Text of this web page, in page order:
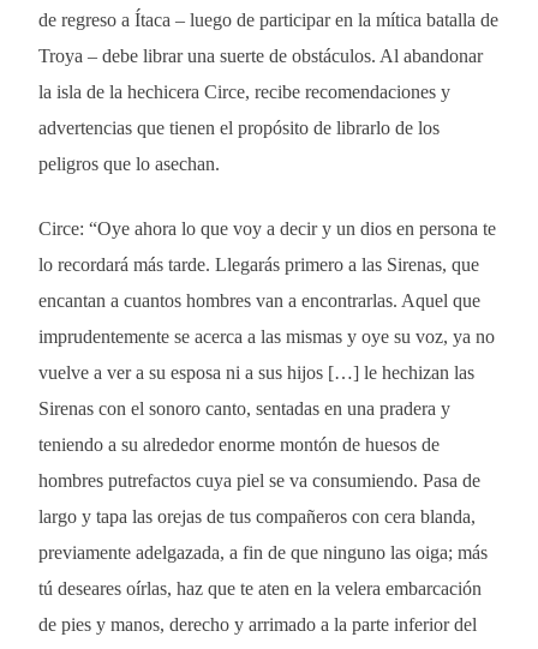
de regreso a Ítaca – luego de participar en la mítica batalla de
Troya – debe librar una suerte de obstáculos. Al abandonar
la isla de la hechicera Circe, recibe recomendaciones y
advertencias que tienen el propósito de librarlo de los
peligros que lo asechan.
Circe: “Oye ahora lo que voy a decir y un dios en persona te
lo recordará más tarde. Llegarás primero a las Sirenas, que
encantan a cuantos hombres van a encontrarlas. Aquel que
imprudentemente se acerca a las mismas y oye su voz, ya no
vuelve a ver a su esposa ni a sus hijos […] le hechizan las
Sirenas con el sonoro canto, sentadas en una pradera y
teniendo a su alrededor enorme montón de huesos de
hombres putrefactos cuya piel se va consumiendo. Pasa de
largo y tapa las orejas de tus compañeros con cera blanda,
previamente adelgazada, a fin de que ninguno las oiga; más
tú deseares oírlas, haz que te aten en la velera embarcación
de pies y manos, derecho y arrimado a la parte inferior del